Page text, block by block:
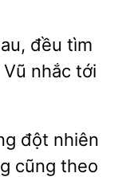
đều
nhắc
đột nhiên
cũng